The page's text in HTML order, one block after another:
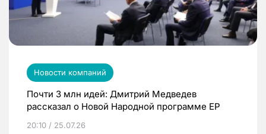
Новости компаний
Почти 3 млн идей: Дмитрий Медведев
рассказал о Новой Народной программе ЕР
20:10 / 25.07.26